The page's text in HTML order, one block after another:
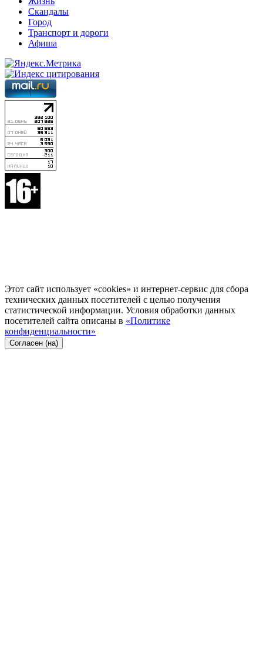
Скандалы
Город
Транспорт и дороги
Афиша
Этот сайт использует «cookies» и интернет-сервис для сбора
технических данных посетителей с целью получения
статистической информации. Условия обработки данных
посетителей сайта описаны в «Политике
конфиденциальности»
Согласен (на)